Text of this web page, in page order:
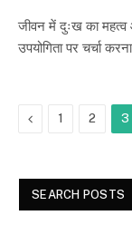
जीवन में दुःख का
उपयोगिता पर चर्चा
Previous
1 2 3
SEARCH POSTS